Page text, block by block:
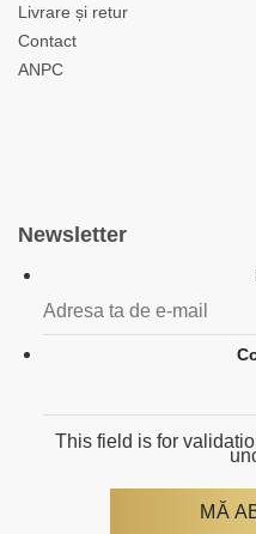
Livrare și retur
Contact
ANPC
Newsletter
This field is for